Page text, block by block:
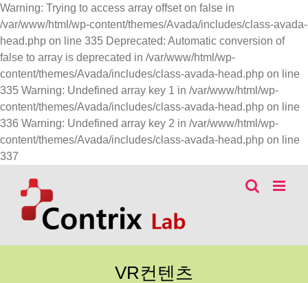
Warning: Trying to access array offset on false in
/var/www/html/wp-content/themes/Avada/includes/class-avada-
head.php on line 335 Deprecated: Automatic conversion of
false to array is deprecated in /var/www/html/wp-
content/themes/Avada/includes/class-avada-head.php on line
335 Warning: Undefined array key 1 in /var/www/html/wp-
content/themes/Avada/includes/class-avada-head.php on line
336 Warning: Undefined array key 2 in /var/www/html/wp-
content/themes/Avada/includes/class-avada-head.php on line
337
츠
로
건
VR컨텐츠